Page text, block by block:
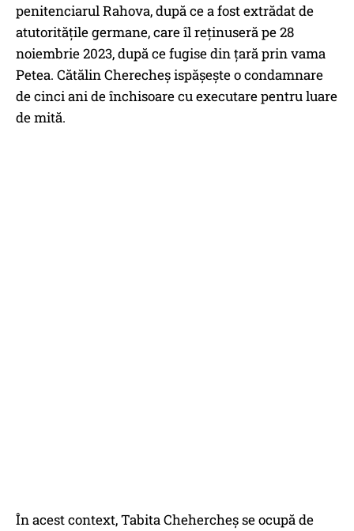
penitenciarul Rahova, după ce a fost extrădat de
atutoritățile germane, care îl reținuseră pe 28
noiembrie 2023, după ce fugise din țară prin vama
Petea. Cătălin Cherecheș ispășește o condamnare
de cinci ani de închisoare cu executare pentru luare
de mită.
În acest context, Tabita Chehercheș se ocupă de